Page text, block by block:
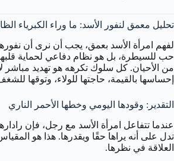
تحليل معمق لنفور الأسد: ما وراء الكبرياء
لفهم امرأة الأسد بعمق، يجب أن نرى أن
حب للسيطرة، بل هو نظام دفاعي لحماية
من الأحيان. كل سلوك تكرهه هو تهديد مباشر
إحساسها بالقيمة، حاجتها للولاء، وتوقها
التقدير: وقودها اليومي وخطها الأحمر الناري
عندما تتفاعل امرأة الأسد مع رجل، فإن
تدل على أنه يراها حقًا ويقدرها. هذا هو
العلاقة في نظرها.